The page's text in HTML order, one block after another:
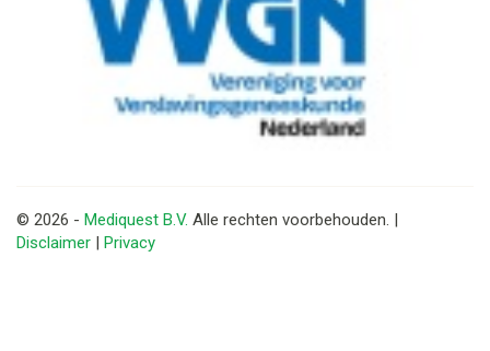
© 2026 - Mediquest B.V. Alle rechten voorbehouden. |
Disclaimer | Privacy